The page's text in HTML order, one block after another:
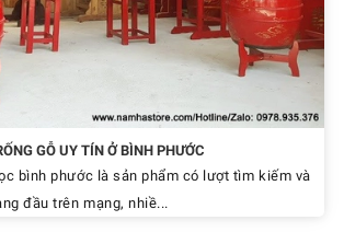
GỖ UY TÍN Ở BÌNH PHƯỚC
bình phước là sản phẩm có lượt tìm kiếm và
đầu trên mạng, nhiề...